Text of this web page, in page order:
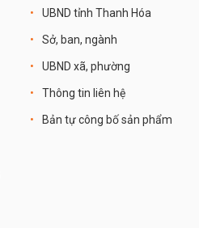
UBND tỉnh Thanh Hóa
Sở, ban, ngành
UBND xã, phường
Thông tin liên hệ
Bản tự công bố sản phẩm